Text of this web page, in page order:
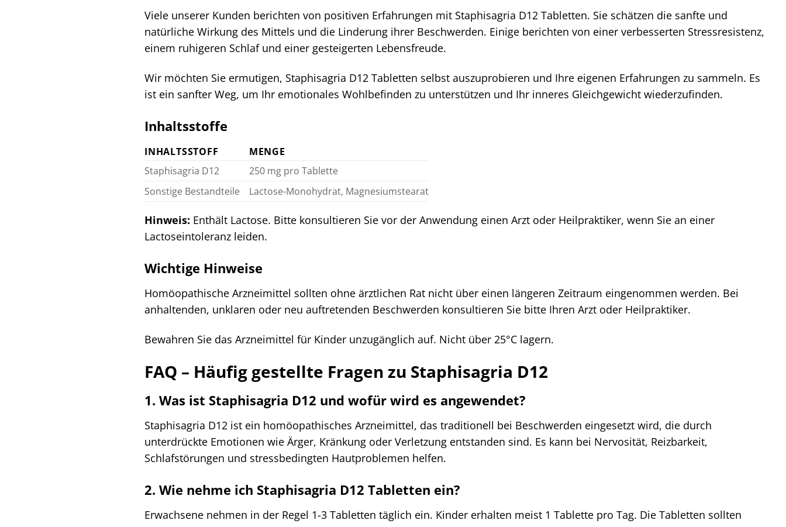
Viele unserer Kunden berichten von positiven Erfahrungen mit Staphisagria D12 Tabletten. Sie schätzen die sanfte und
natürliche Wirkung des Mittels und die Linderung ihrer Beschwerden. Einige berichten von einer verbesserten Stressresistenz,
einem ruhigeren Schlaf und einer gesteigerten Lebensfreude.
Wir möchten Sie ermutigen, Staphisagria D12 Tabletten selbst auszuprobieren und Ihre eigenen Erfahrungen zu sammeln. Es
ist ein sanfter Weg, um Ihr emotionales Wohlbefinden zu unterstützen und Ihr inneres Gleichgewicht wiederzufinden.
Inhaltsstoffe
INHALTSSTOFF
MENGE
Staphisagria D12
250 mg pro Tablette
Sonstige Bestandteile
Lactose-Monohydrat, Magnesiumstearat
Hinweis: Enthält Lactose. Bitte konsultieren Sie vor der Anwendung einen Arzt oder Heilpraktiker, wenn Sie an einer
Lactoseintoleranz leiden.
Wichtige Hinweise
Homöopathische Arzneimittel sollten ohne ärztlichen Rat nicht über einen längeren Zeitraum eingenommen werden. Bei
anhaltenden, unklaren oder neu auftretenden Beschwerden konsultieren Sie bitte Ihren Arzt oder Heilpraktiker.
Bewahren Sie das Arzneimittel für Kinder unzugänglich auf. Nicht über 25°C lagern.
FAQ – Häufig gestellte Fragen zu Staphisagria D12
1. Was ist Staphisagria D12 und wofür wird es angewendet?
Staphisagria D12 ist ein homöopathisches Arzneimittel, das traditionell bei Beschwerden eingesetzt wird, die durch
unterdrückte Emotionen wie Ärger, Kränkung oder Verletzung entstanden sind. Es kann bei Nervosität, Reizbarkeit,
Schlafstörungen und stressbedingten Hautproblemen helfen.
2. Wie nehme ich Staphisagria D12 Tabletten ein?
Erwachsene nehmen in der Regel 1-3 Tabletten täglich ein. Kinder erhalten meist 1 Tablette pro Tag. Die Tabletten sollten